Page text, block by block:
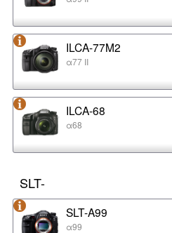
ILCA-77M2
α77 II
ILCA-68
α68
SLT-
SLT-A99
α99